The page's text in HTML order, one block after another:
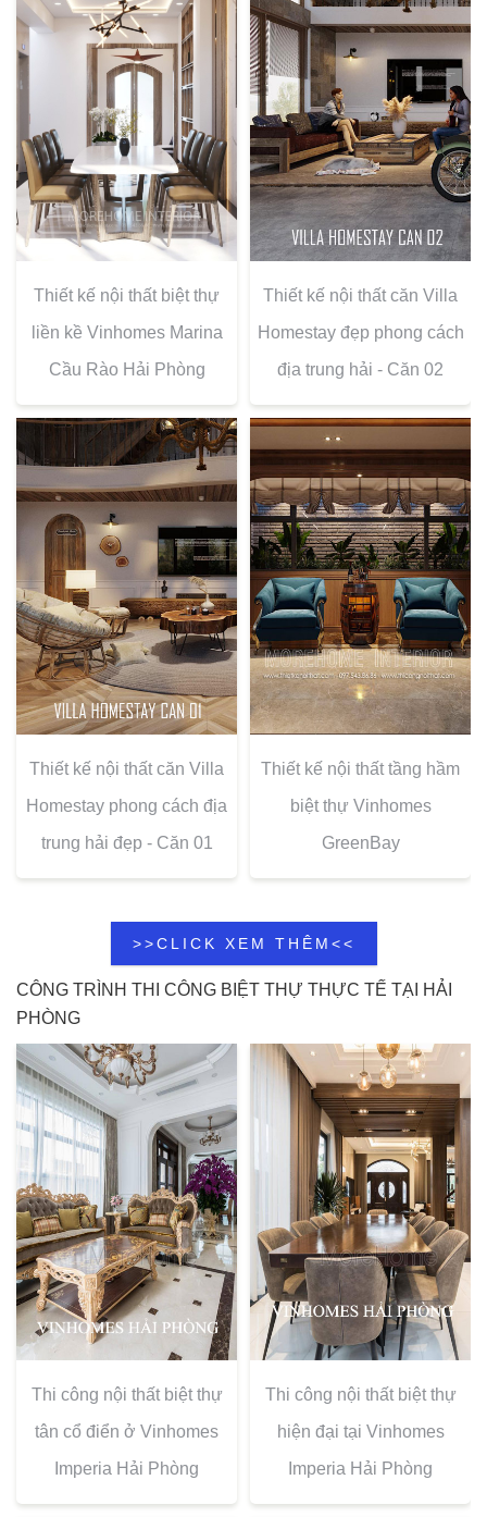
Thiết kế nội thất biệt thự
liền kề Vinhomes Marina
Cầu Rào Hải Phòng
Thiết kế nội thất căn Villa
Homestay đẹp phong cách
địa trung hải - Căn 02
Thiết kế nội thất căn Villa
Homestay phong cách địa
trung hải đẹp - Căn 01
Thiết kế nội thất tầng hầm
biệt thự Vinhomes
GreenBay
>>CLICK XEM THÊM<<
CÔNG TRÌNH THI CÔNG BIỆT THỰ THỰC TẾ TẠI HẢI
PHÒNG
Thi công nội thất biệt thự
tân cổ điển ở Vinhomes
Imperia Hải Phòng
Thi công nội thất biệt thự
hiện đại tại Vinhomes
Imperia Hải Phòng